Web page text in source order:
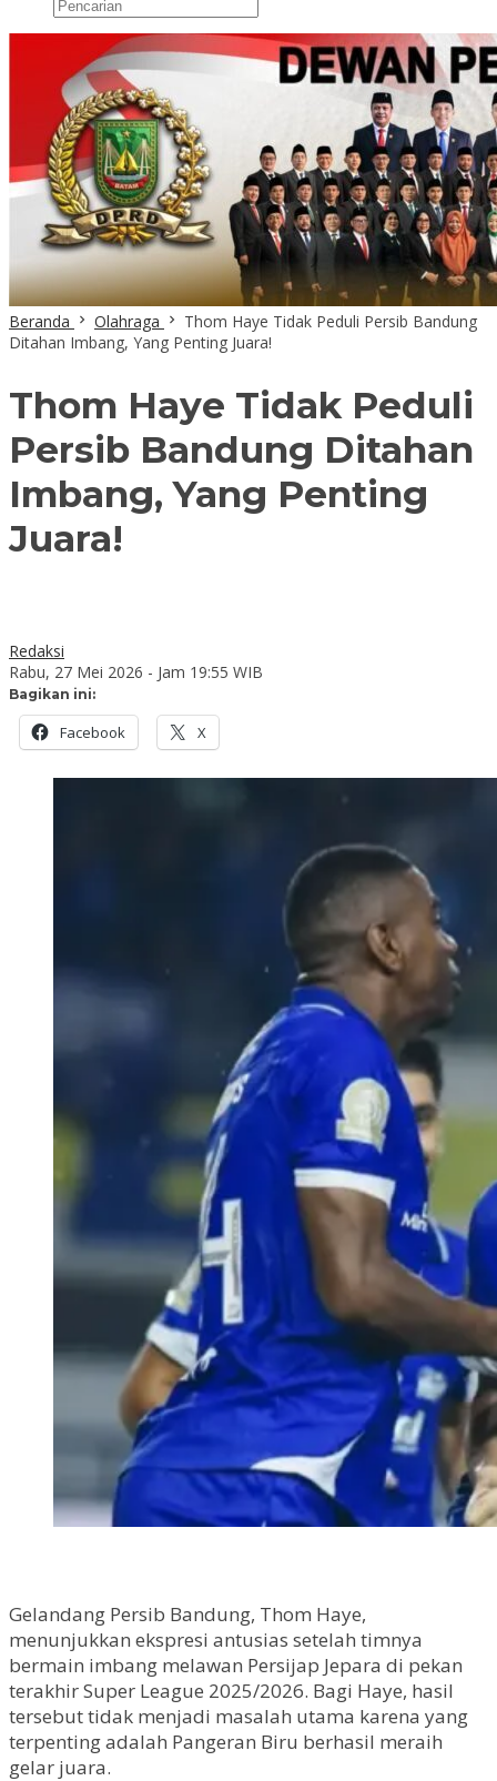
Beranda Olahraga
Thom Haye Tidak Peduli Persib Bandung
Ditahan Imbang, Yang Penting Juara!
Thom Haye Tidak Peduli
Persib Bandung Ditahan
Imbang, Yang Penting
Juara!
Redaksi
Rabu, 27 Mei 2026 - Jam 19:55 WIB
Bagikan ini:
Facebook X
Gelandang Persib Bandung, Thom Haye,
menunjukkan ekspresi antusias setelah timnya
bermain imbang melawan Persijap Jepara di pekan
terakhir Super League 2025/2026. Bagi Haye, hasil
tersebut tidak menjadi masalah utama karena yang
terpenting adalah Pangeran Biru berhasil meraih
gelar juara.